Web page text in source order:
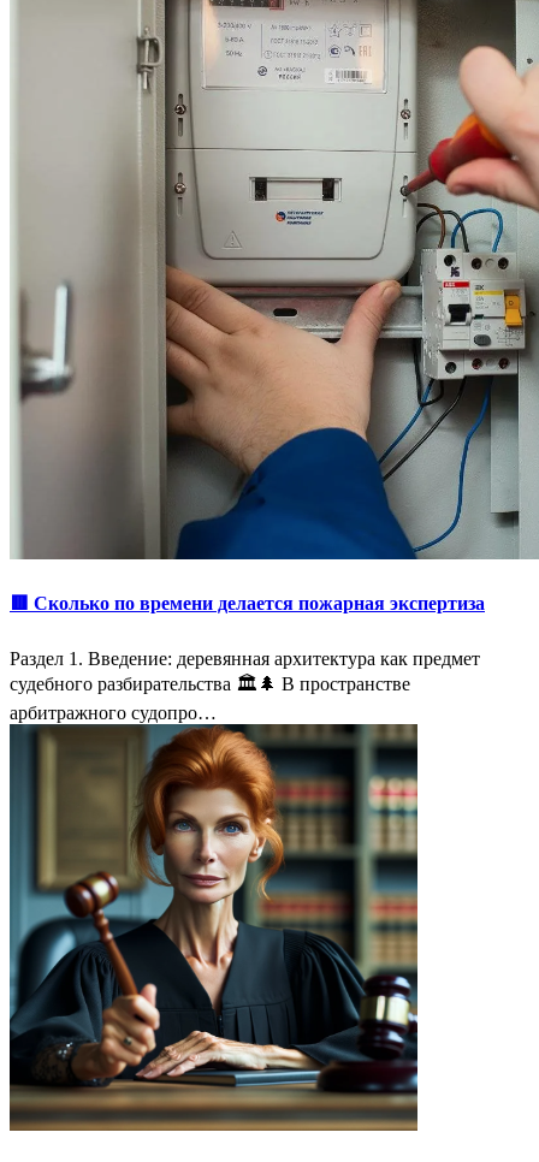
🟥 Сколько по времени делается пожарная экспертиза
Раздел 1. Введение: деревянная архитектура как предмет
судебного разбирательства 🏛️🌲 В пространстве
арбитражного судопро…